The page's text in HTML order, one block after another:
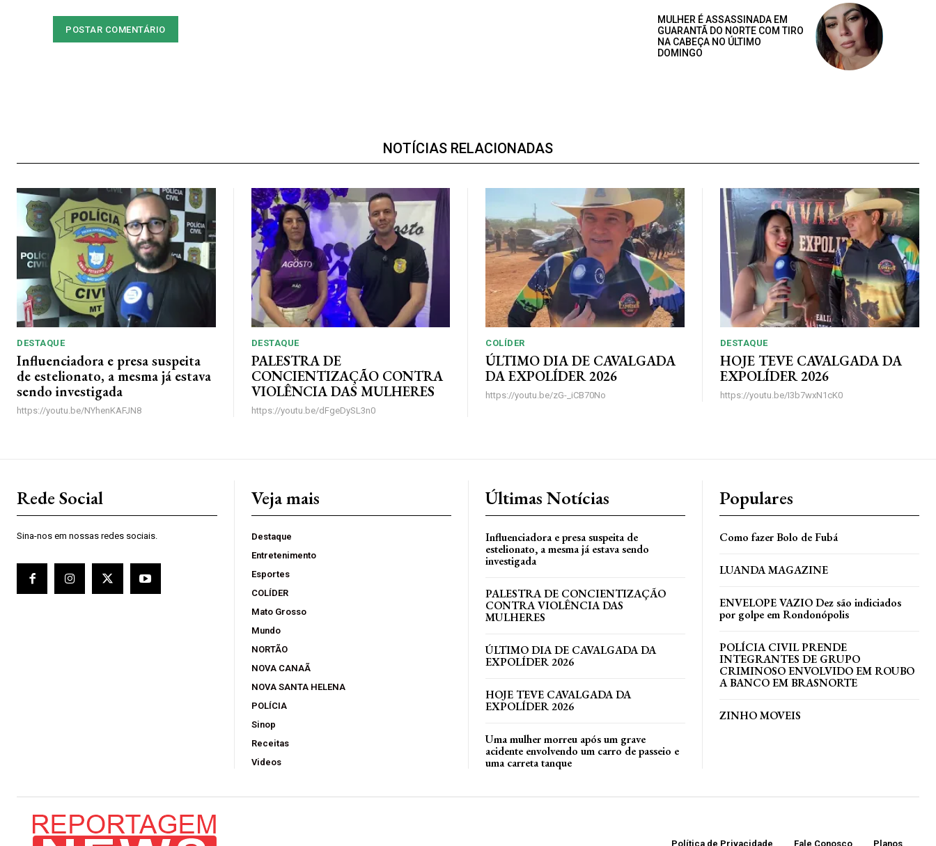
MULHER É ASSASSINADA EM
GUARANTÃ DO NORTE COM TIRO
NA CABEÇA NO ÚLTIMO
DOMINGO
NOTÍCIAS RELACIONADAS
DESTAQUE
Influenciadora e presa suspeita
de estelionato, a mesma já estava
sendo investigada
https://youtu.be/NYhenKAFJN8
DESTAQUE
PALESTRA DE
CONCIENTIZAÇÃO CONTRA
VIOLÊNCIA DAS MULHERES
https://youtu.be/dFgeDySL3n0
COLÍDER
ÚLTIMO DIA DE CAVALGADA
DA EXPOLÍDER 2026
https://youtu.be/zG-_iCB70No
DESTAQUE
HOJE TEVE CAVALGADA DA
EXPOLÍDER 2026
https://youtu.be/I3b7wxN1cK0
Rede Social
Sina-nos em nossas redes sociais.
Veja mais
Destaque
Entretenimento
Esportes
COLÍDER
Mato Grosso
Mundo
NORTÃO
NOVA CANAÃ
NOVA SANTA HELENA
POLÍCIA
Sinop
Receitas
Videos
Últimas Notícias
Influenciadora e presa suspeita de
estelionato, a mesma já estava sendo
investigada
PALESTRA DE CONCIENTIZAÇÃO
CONTRA VIOLÊNCIA DAS
MULHERES
ÚLTIMO DIA DE CAVALGADA DA
EXPOLÍDER 2026
HOJE TEVE CAVALGADA DA
EXPOLÍDER 2026
Uma mulher morreu após um grave
acidente envolvendo um carro de passeio e
uma carreta tanque
Populares
Como fazer Bolo de Fubá
LUANDA MAGAZINE
ENVELOPE VAZIO Dez são indiciados
por golpe em Rondonópolis
POLÍCIA CIVIL PRENDE
INTEGRANTES DE GRUPO
CRIMINOSO ENVOLVIDO EM ROUBO
A BANCO EM BRASNORTE
ZINHO MOVEIS
Política de Privacidade Fale Conosco Planos